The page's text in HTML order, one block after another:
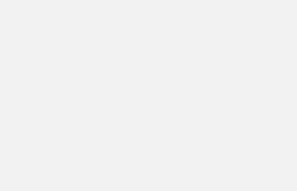
буферу памяти
функций с табличными
базы данных
рекомендуемые решения.